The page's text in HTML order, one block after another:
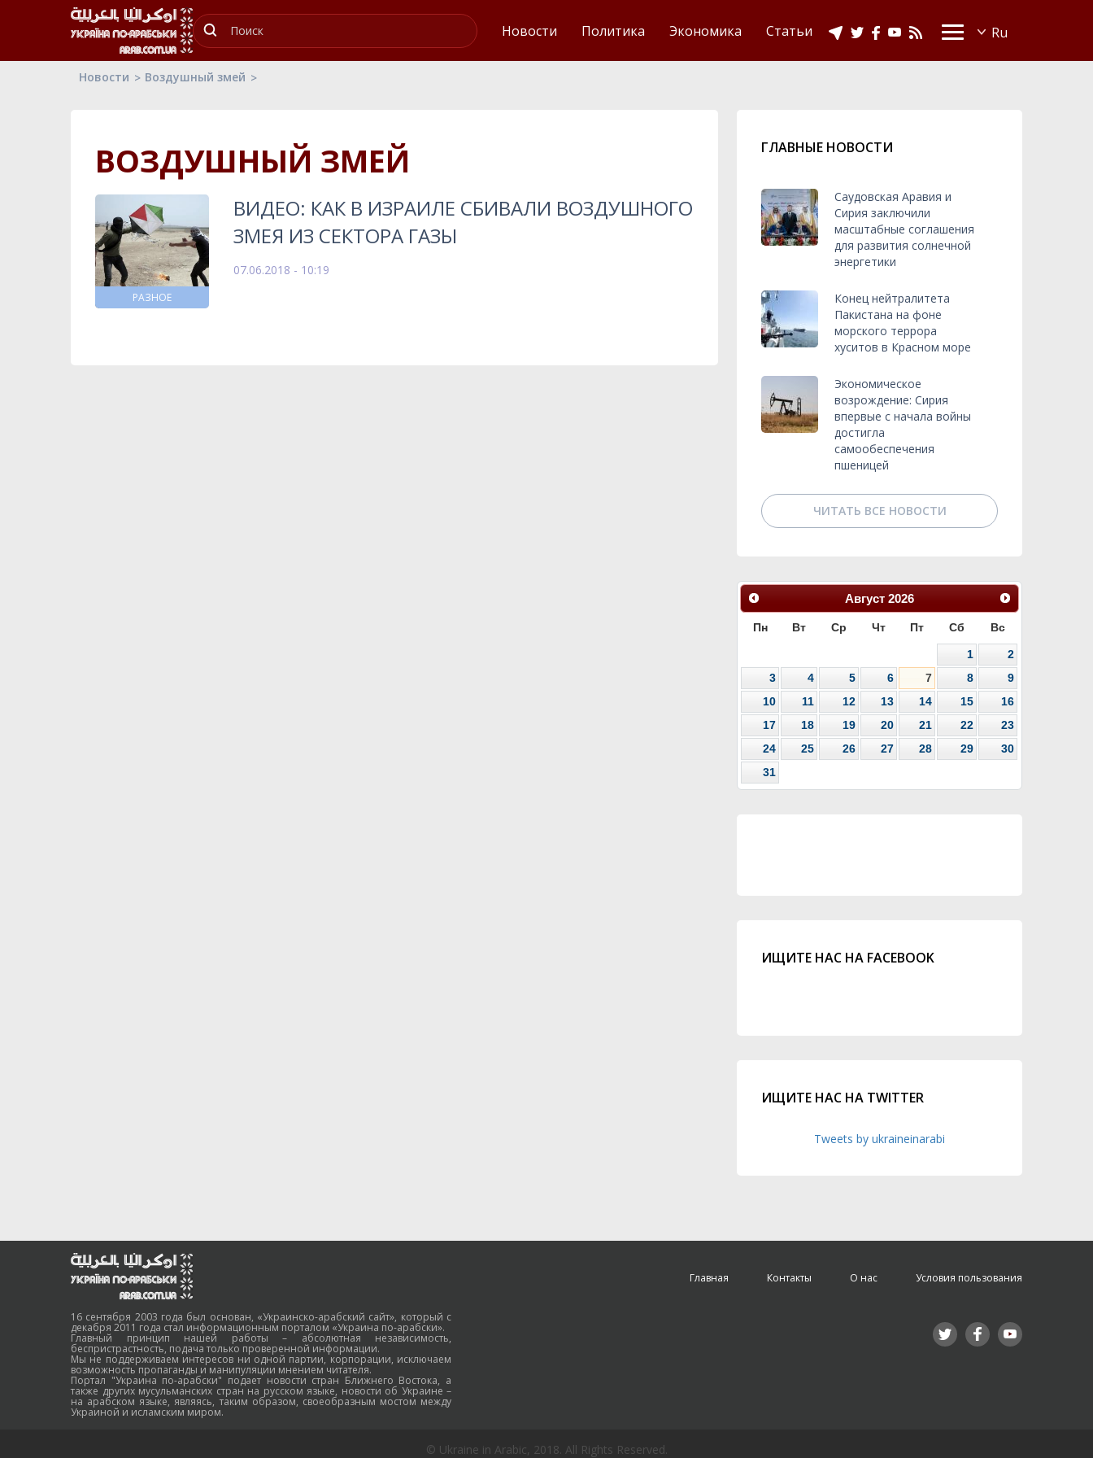
Новости Политика Экономика Статьи
Новости Воздушный змей
ВОЗДУШНЫЙ ЗМЕЙ
РАЗНОЕ
ВИДЕО: КАК В ИЗРАИЛЕ СБИВАЛИ ВОЗДУШНОГО
ЗМЕЯ ИЗ СЕКТОРА ГАЗЫ
07.06.2018 - 10:19
ГЛАВНЫЕ НОВОСТИ
Саудовская Аравия и
Сирия заключили
масштабные соглашения
для развития солнечной
энергетики
Конец нейтралитета
Пакистана на фоне
морского террора
хуситов в Красном море
Экономическое
возрождение: Сирия
впервые с начала войны
достигла
самообеспечения
пшеницей
ЧИТАТЬ ВСЕ НОВОСТИ
Август 2026
Пн Вт Ср Чт Пт Сб Вс
1
2
3
4 5 6 7 8
9
10
11 12 13 14 15
16
17
18 19 20 21 22
23
24
25 26 27 28 29
30
31
ИЩИТЕ НАС НА FACEBOOK
ИЩИТЕ НАС НА TWITTER
Tweets by ukraineinarabi
16 сентября 2003 года был основан, «Украинско-арабский сайт», который с
декабря 2011 года стал информационным порталом «Украина по-арабски».
Главный принцип нашей работы – абсолютная независимость,
беспристрастность, подача только проверенной информации.
Мы не поддерживаем интересов ни одной партии, корпорации, исключаем
возможность пропаганды и манипуляции мнением читателя.
Портал "Украина по-арабски" подает новости стран Ближнего Востока, а
также других мусульманских стран на русском языке, новости об Украине –
на арабском языке, являясь, таким образом, своеобразным мостом между
Украиной и исламским миром.
Главная Контакты О нас Условия пользования
© Ukraine in Arabic, 2018. All Rights Reserved.